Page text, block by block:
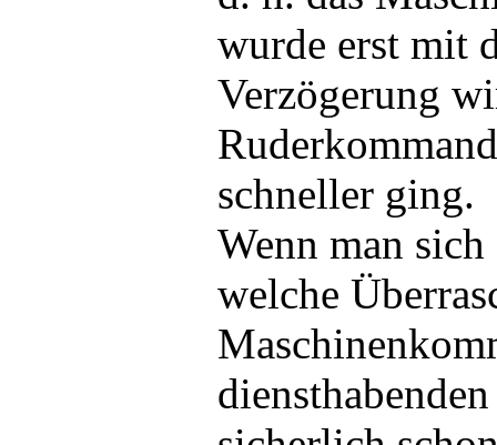
wurde erst mit
Verzögerung
schneller ging.
Wenn man
welche